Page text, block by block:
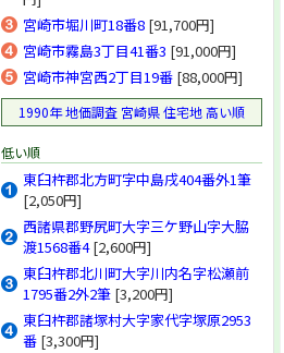
宮崎市堀川町18番8 [91,700円]
宮崎市霧島3丁目41番3 [91,000円]
宮崎市神宮西2丁目19番 [88,000円]
1990年 地価調査 宮崎県 住宅地 高い順
低い順
東臼杵郡北方町字中島戌404番外1筆
[2,050円]
西諸県郡野尻町大字三ケ野山字大脇
渡1568番4[2,600円]
東臼杵郡北川町大字川内名字松瀬前
1795番2外2筆 [3,200円]
東臼杵郡諸塚村大字家代字塚原2953
番 [3,300円]